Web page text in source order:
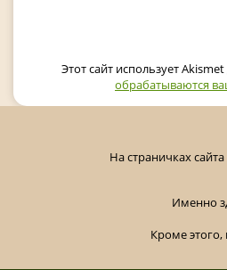
Этот сайт использует
обрабатываются
На страничках
Именно
Кроме этого,